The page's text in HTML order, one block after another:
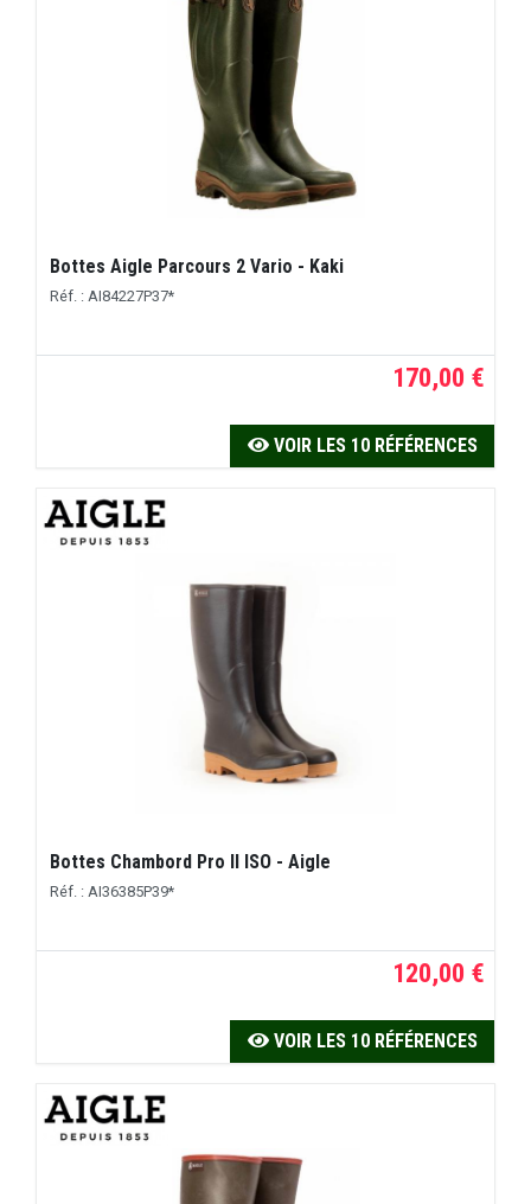
Bottes Aigle Parcours 2 Vario - Kaki
Réf. : AI84227P37*
170,00 €
VOIR LES 10 RÉFÉRENCES
Bottes Chambord Pro II ISO - Aigle
Réf. : AI36385P39*
120,00 €
VOIR LES 10 RÉFÉRENCES